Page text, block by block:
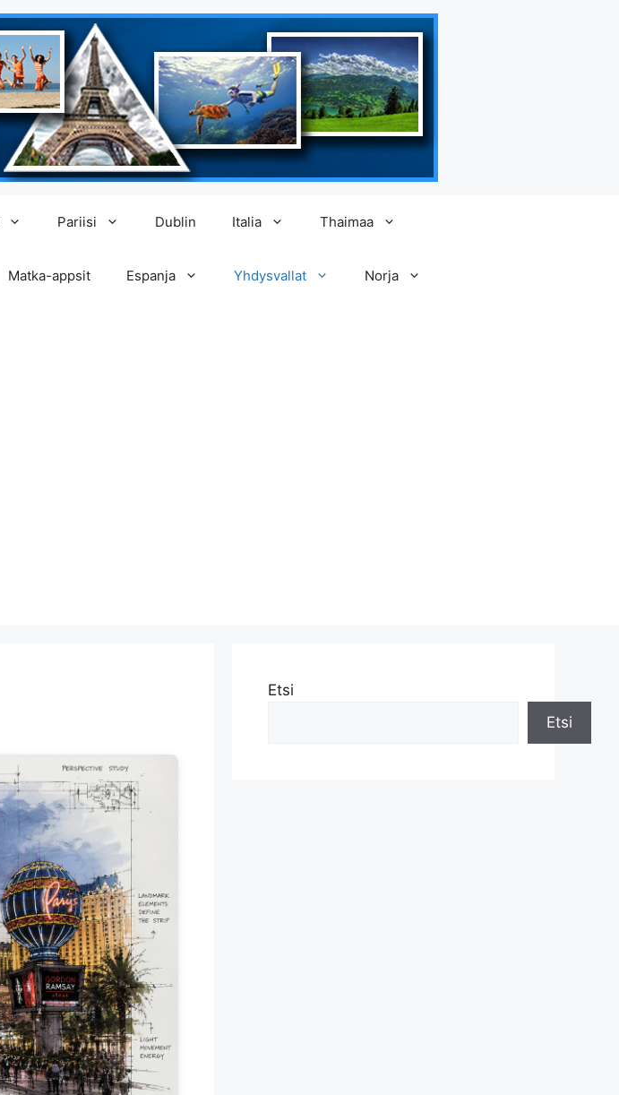
Pariisi Dublin Italia Thaimaa
Matka-appsit Espanja Yhdysvallat Norja
Etsi
Etsi